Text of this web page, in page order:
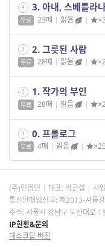
4 3. 아내, 스베틀라
무료 23매 | 읽음 |
3 2. 그릇된 사람
무료 28매 | 읽음 |
2 1. 작가의 부인
무료 28매 | 읽음 |
1 0. 프롤로그
무료 4매 | 읽음 | ×25
(주)민음인 대표: 박근섭 사
통신판매업신고: 제2013-서울
주소: 서울시 강남구 도산대로
IP현황&문의
데스크탑 버전